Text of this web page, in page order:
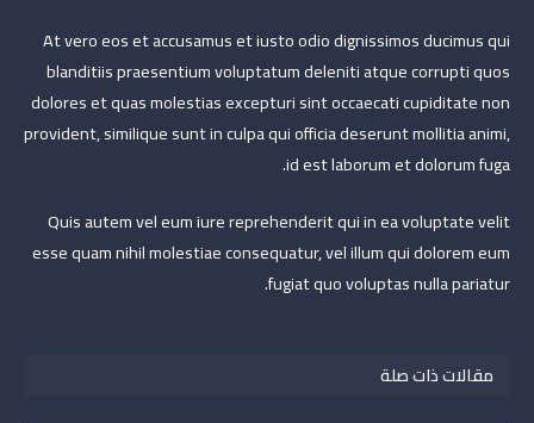
At vero eos et accusamus et iusto odio dignissimos ducimus qui
blanditiis praesentium voluptatum deleniti atque corrupti quos
dolores et quas molestias excepturi sint occaecati cupiditate non
provident, similique sunt in culpa qui officia deserunt mollitia animi,
id est laborum et dolorum fuga.
Quis autem vel eum iure reprehenderit qui in ea voluptate velit
esse quam nihil molestiae consequatur, vel illum qui dolorem eum
fugiat quo voluptas nulla pariatur.
مقالات ذات صلة